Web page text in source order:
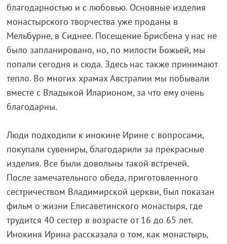
благодарностью и с любовью. Основные изделия
монастырского творчества уже проданы в
Мельбурне, в Сиднее. Посещение Брисбена у нас не
было запланировано, но, по милости Божьей, мы
попали сегодня и сюда. Здесь нас также принимают
тепло. Во многих храмах Австралии мы побывали
вместе с Владыкой Иларионом, за что ему очень
благодарны.
Люди подходили к инокине Ирине с вопросами,
покупали сувениры, благодарили за прекрасные
изделия. Все были довольны такой встречей.
После замечательного обеда, приготовленного
сестричеством Владимирской церкви, был показан
фильм о жизни Елисаветинского монастыря, где
трудится 40 сестер в возрасте от 16 до 65 лет.
Инокиня Ирина рассказала о том, как монастырь,